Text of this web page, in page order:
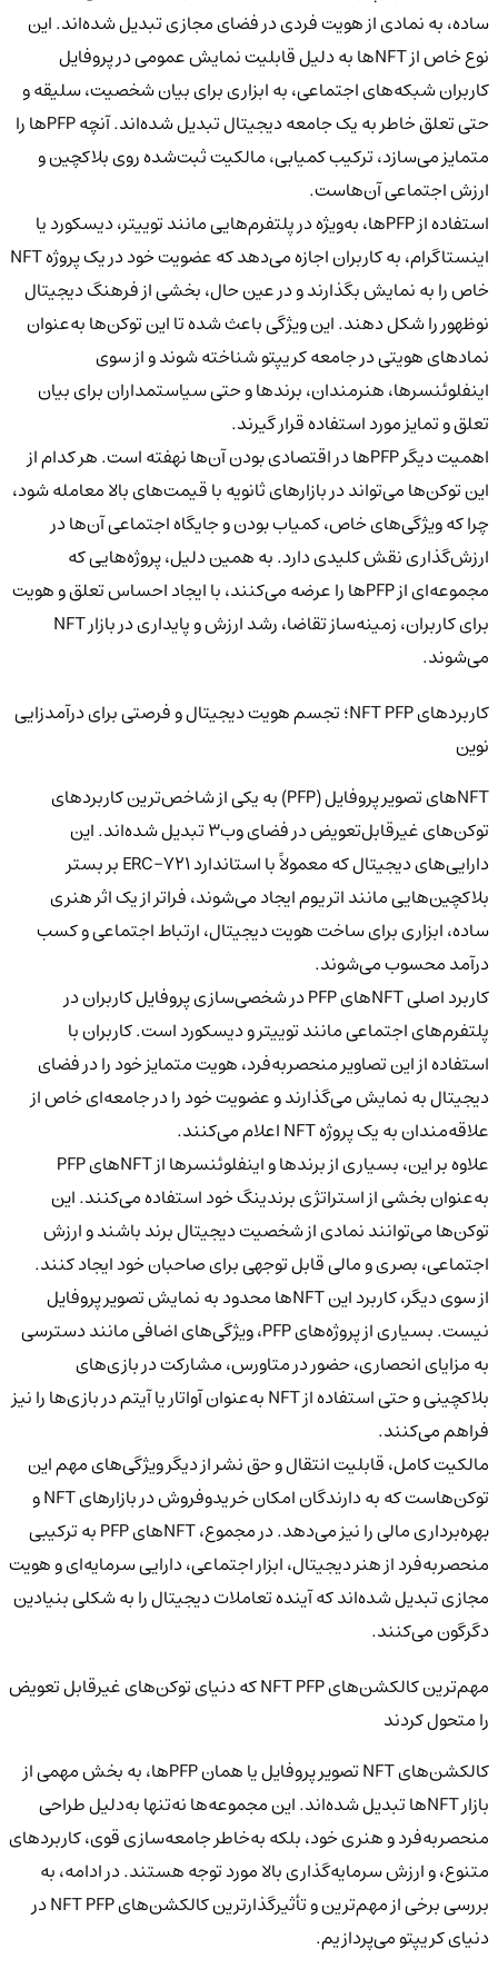
ساده، به نمادی از هویت فردی در فضای مجازی تبدیل شده‌اند. این
نوع خاص از NFTها به دلیل قابلیت نمایش عمومی در پروفایل
کاربران شبکه‌های اجتماعی، به ابزاری برای بیان شخصیت، سلیقه و
حتی تعلق خاطر به یک جامعه دیجیتال تبدیل شده‌اند. آنچه PFPها را
متمایز می‌سازد، ترکیب کمیابی، مالکیت ثبت‌شده روی بلاکچین و
ارزش اجتماعی آن‌هاست.
استفاده از PFPها، به‌ویژه در پلتفرم‌هایی مانند توییتر، دیسکورد یا
اینستاگرام، به کاربران اجازه می‌دهد که عضویت خود در یک پروژه NFT
خاص را به نمایش بگذارند و در عین حال، بخشی از فرهنگ دیجیتال
نوظهور را شکل دهند. این ویژگی باعث شده تا این توکن‌ها به‌عنوان
نمادهای هویتی در جامعه کریپتو شناخته شوند و از سوی
اینفلوئنسرها، هنرمندان، برندها و حتی سیاستمداران برای بیان
تعلق و تمایز مورد استفاده قرار گیرند.
اهمیت دیگر PFPها در اقتصادی بودن آن‌ها نهفته است. هر کدام از
این توکن‌ها می‌تواند در بازارهای ثانویه با قیمت‌های بالا معامله شود،
چرا که ویژگی‌های خاص، کمیاب بودن و جایگاه اجتماعی آن‌ها در
ارزش‌گذاری نقش کلیدی دارد. به همین دلیل، پروژه‌هایی که
مجموعه‌ای از PFPها را عرضه می‌کنند، با ایجاد احساس تعلق و هویت
برای کاربران، زمینه‌ساز تقاضا، رشد ارزش و پایداری در بازار NFT
می‌شوند.
کاربردهای NFT PFP؛ تجسم هویت دیجیتال و فرصتی برای درآمدزایی
نوین
NFTهای تصویر پروفایل (PFP) به یکی از شاخص‌ترین کاربردهای
توکن‌های غیرقابل‌تعویض در فضای وب۳ تبدیل شده‌اند. این
دارایی‌های دیجیتال که معمولاً با استاندارد ERC-721 بر بستر
بلاکچین‌هایی مانند اتریوم ایجاد می‌شوند، فراتر از یک اثر هنری
ساده، ابزاری برای ساخت هویت دیجیتال، ارتباط اجتماعی و کسب
درآمد محسوب می‌شوند.
کاربرد اصلی NFTهای PFP در شخصی‌سازی پروفایل کاربران در
پلتفرم‌های اجتماعی مانند توییتر و دیسکورد است. کاربران با
استفاده از این تصاویر منحصربه‌فرد، هویت متمایز خود را در فضای
دیجیتال به نمایش می‌گذارند و عضویت خود را در جامعه‌ای خاص از
علاقه‌مندان به یک پروژه NFT اعلام می‌کنند.
علاوه بر این، بسیاری از برندها و اینفلوئنسرها از NFTهای PFP
به‌عنوان بخشی از استراتژی برندینگ خود استفاده می‌کنند. این
توکن‌ها می‌توانند نمادی از شخصیت دیجیتال برند باشند و ارزش
اجتماعی، بصری و مالی قابل توجهی برای صاحبان خود ایجاد کنند.
از سوی دیگر، کاربرد این NFTها محدود به نمایش تصویر پروفایل
نیست. بسیاری از پروژه‌های PFP، ویژگی‌های اضافی مانند دسترسی
به مزایای انحصاری، حضور در متاورس، مشارکت در بازی‌های
بلاکچینی و حتی استفاده از NFT به‌عنوان آواتار یا آیتم در بازی‌ها را نیز
فراهم می‌کنند.
مالکیت کامل، قابلیت انتقال و حق نشر از دیگر ویژگی‌های مهم این
توکن‌هاست که به دارندگان امکان خریدوفروش در بازارهای NFT و
بهره‌برداری مالی را نیز می‌دهد. در مجموع، NFTهای PFP به ترکیبی
منحصربه‌فرد از هنر دیجیتال، ابزار اجتماعی، دارایی سرمایه‌ای و هویت
مجازی تبدیل شده‌اند که آینده تعاملات دیجیتال را به شکلی بنیادین
دگرگون می‌کنند.
مهم‌ترین کالکشن‌های NFT PFP که دنیای توکن‌های غیرقابل تعویض
را متحول کردند
کالکشن‌های NFT تصویر پروفایل یا همان PFPها، به بخش مهمی از
بازار NFTها تبدیل شده‌اند. این مجموعه‌ها نه‌تنها به‌دلیل طراحی
منحصربه‌فرد و هنری خود، بلکه به‌خاطر جامعه‌سازی قوی، کاربردهای
متنوع، و ارزش سرمایه‌گذاری بالا مورد توجه هستند. در ادامه، به
بررسی برخی از مهم‌ترین و تأثیرگذارترین کالکشن‌های NFT PFP در
دنیای کریپتو می‌پردازیم.